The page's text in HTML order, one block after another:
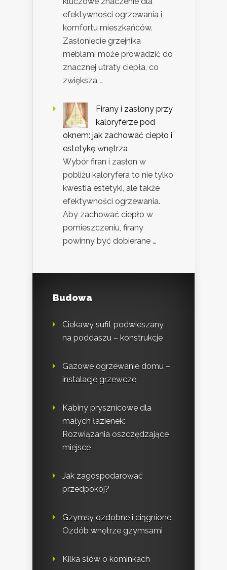
efektywności ogrzewania i
komfortu mieszkańców.
Zasłonięcie grzejnika
meblami może prowadzić do
znacznej utraty ciepła, co
zwiększa …
Firany i zasłony przy
kaloryferze pod
oknem: jak zachować ciepło i
estetykę wnętrza
Wybór firan i zasłon w
pobliżu kaloryfera to nie tylko
kwestia estetyki, ale także
efektywności ogrzewania.
Aby zachować ciepło w
pomieszczeniu, firany
powinny być dobierane …
Budowa
Ciekawy sufit podwieszany
na poddaszu – konstrukcje
Gazowe ogrzewanie domu –
instalacje grzewcze
Kabiny prysznicowe dla
małych łazienek:
Rozwiązania oszczędzające
miejsce
Jak zagospodarować
przedpokój?
Gzymsy ozdobne i ciągnione.
Ozdób wnętrze gzymsami
Kilka słów o kominkach